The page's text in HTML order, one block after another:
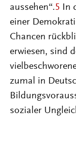
aussehen“.5 In
einer
Chancen
erwiesen, sind
zumal in
sozialer